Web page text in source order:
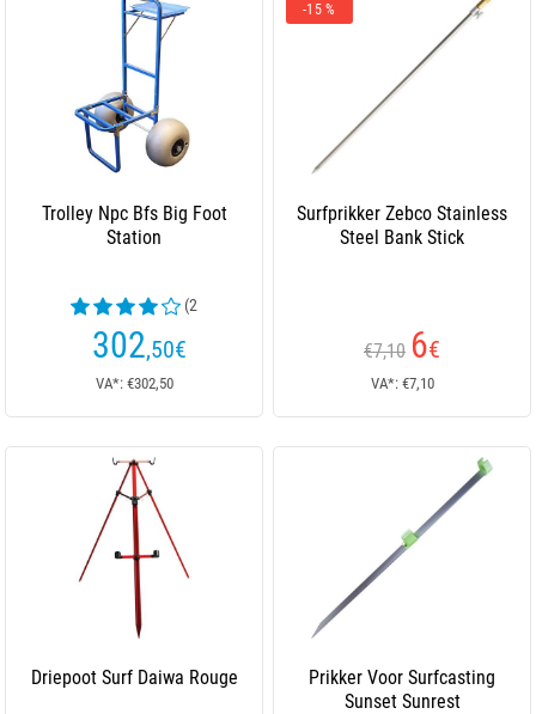
Trolley Npc Bfs Big Foot
Station
(2
beoordelingen)
302,50€
VA*: €302,50
-15 %
Surfprikker Zebco Stainless
Steel Bank Stick
€7,10 6€
VA*: €7,10
Driepoot Surf Daiwa Rouge
Prikker Voor Surfcasting
Sunset Sunrest